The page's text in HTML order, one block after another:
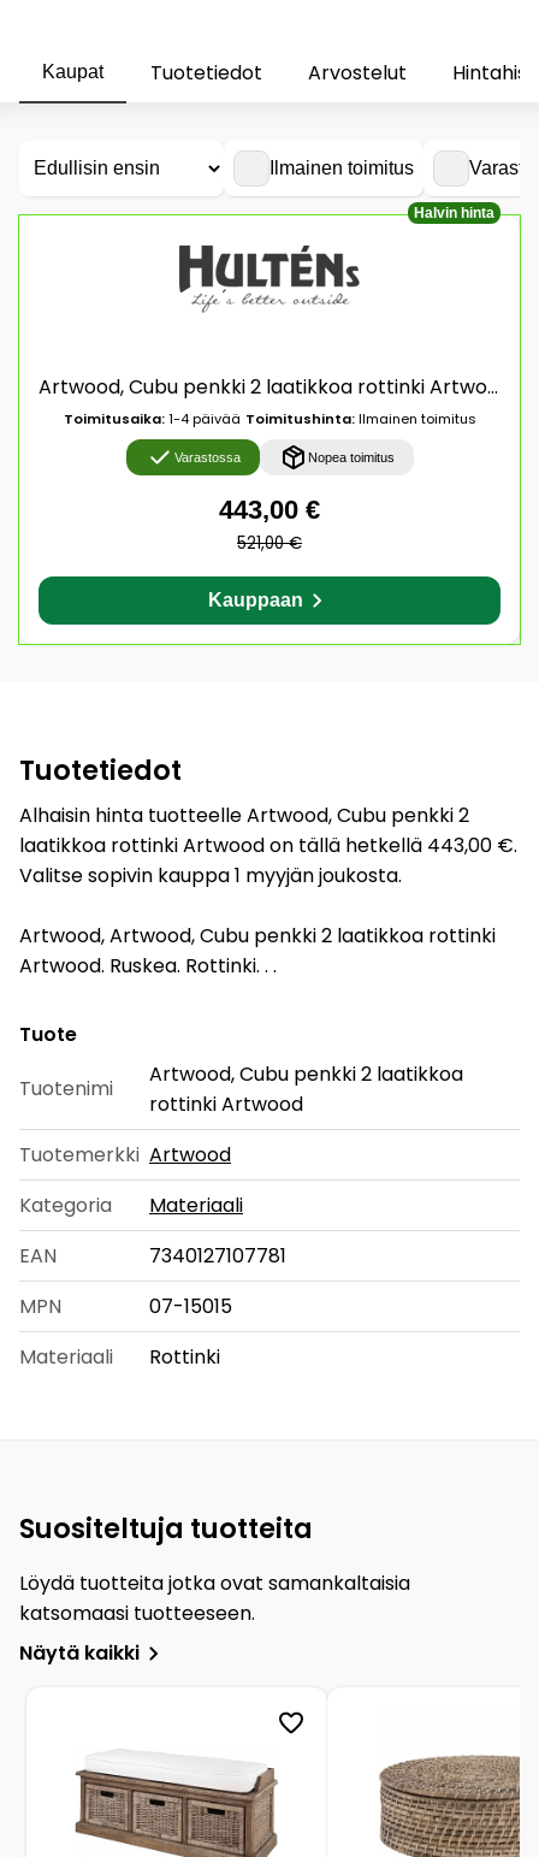
Kaupat Tuotetiedot Arvostelut
Ilmainen toimitus
Halvin hinta
Artwood, Cubu penkki 2 laatikkoa rottinki Artwood
Toimitusaika:1-4 päivää Toimitushinta:Ilmainen toimitus
Varastossa Nopea toimitus
443,00 €
521,00 €
Kauppaan
Tuotetiedot
Alhaisin hinta tuotteelle Artwood, Cubu penkki 2
laatikkoa rottinki Artwood on tällä hetkellä 443,00 €.
Valitse sopivin kauppa 1 myyjän joukosta.
Artwood, Artwood, Cubu penkki 2 laatikkoa rottinki
Artwood. Ruskea. Rottinki. . .
Tuote
Tuotenimi
Artwood, Cubu penkki 2 laatikkoa
rottinki Artwood
Tuotemerkki Artwood
Kategoria
Materiaali
EAN
7340127107781
MPN
07-15015
Materiaali
Rottinki
Suositeltuja tuotteita
Löydä tuotteita jotka ovat samankaltaisia
katsomaasi tuotteeseen.
Näytä kaikki